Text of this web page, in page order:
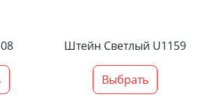
Штейн Светлый U1159
Выбрать